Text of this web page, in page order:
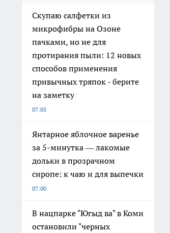
Скупаю салфетки из
микрофибры на Озоне
пачками, но не для
протирания пыли: 12 новых
способов применения
привычных тряпок - берите
на заметку
07:05
Янтарное яблочное варенье
за 5-минутка — лакомые
дольки в прозрачном
сиропе: к чаю и для выпечки
07:00
В нацпарке "Югыд ва" в Коми
остановили "черных